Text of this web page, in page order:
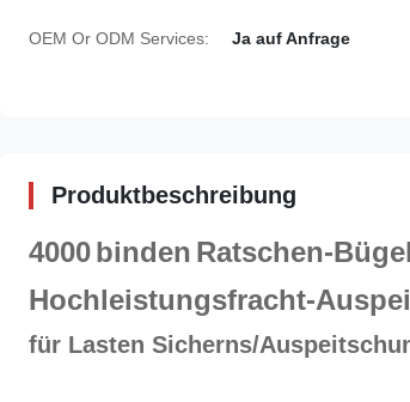
OEM Or ODM Services: Ja auf Anfrage
Produktbeschreibung
4000binden Ratschen-
Hochleistungsfracht-
für Lasten Sicherns/